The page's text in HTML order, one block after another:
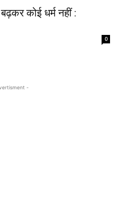
कोई धर्म नहीं :
0
-